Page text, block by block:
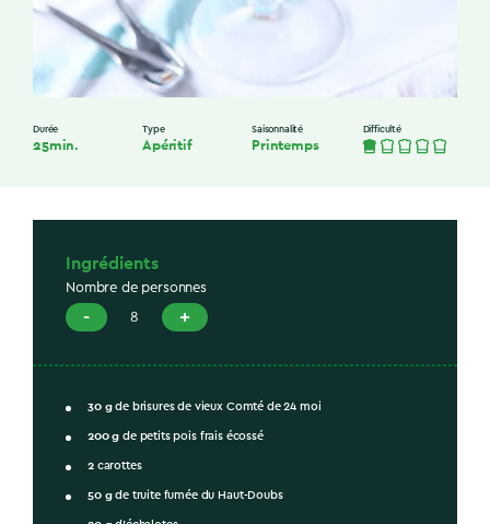
Durée
25min.
Type
Apéritif
Saisonnalité
Printemps
Difficulté
Ingrédients
Nombre de personnes
- 8 +
30g de brisures de vieux Comté de 24 moi
200g de petits pois frais écossé
2 carottes
50g de truite fumée du Haut-Doubs